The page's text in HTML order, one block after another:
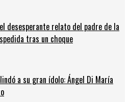
desesperante relato del padre de la
tras un choque
a su gran ídolo: Ángel Di María